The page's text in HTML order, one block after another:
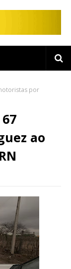
por
ao